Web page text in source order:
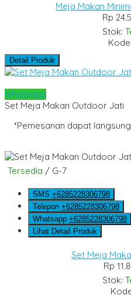
Meja Makan
Rp
Stok:
Detail Produk
Whatsapp
Set Meja Makan Outdoor Jati
*Pemesanan dapat
Tersedia / G-7
SMS +6285228306798
Telepon +6285228306798
Whatsapp +6285228306798
Lihat Detail Produk
Set Meja
Rp
Stok: